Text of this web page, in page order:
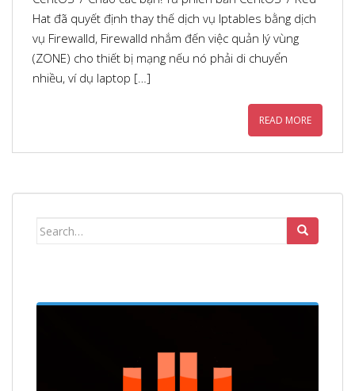
Hat đã quyết định thay thế dịch vụ Iptables bằng dịch
vụ Firewalld, Firewalld nhắm đến việc quản lý vùng
(ZONE) cho thiết bị mạng nếu nó phải di chuyển
nhiều, ví dụ laptop […]
READ MORE
Search